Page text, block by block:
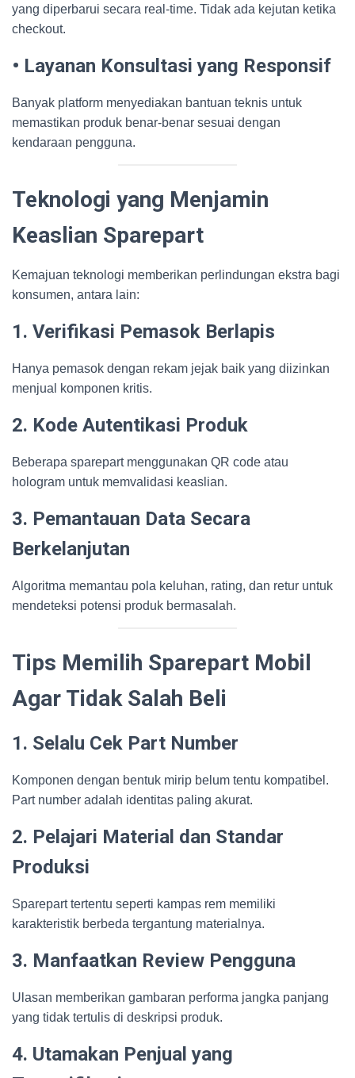
yang diperbarui secara real-time. Tidak ada kejutan ketika
checkout.
• Layanan Konsultasi yang Responsif
Banyak platform menyediakan bantuan teknis untuk
memastikan produk benar-benar sesuai dengan
kendaraan pengguna.
Teknologi yang Menjamin
Keaslian Sparepart
Kemajuan teknologi memberikan perlindungan ekstra bagi
konsumen, antara lain:
1. Verifikasi Pemasok Berlapis
Hanya pemasok dengan rekam jejak baik yang diizinkan
menjual komponen kritis.
2. Kode Autentikasi Produk
Beberapa sparepart menggunakan QR code atau
hologram untuk memvalidasi keaslian.
3. Pemantauan Data Secara
Berkelanjutan
Algoritma memantau pola keluhan, rating, dan retur untuk
mendeteksi potensi produk bermasalah.
Tips Memilih Sparepart Mobil
Agar Tidak Salah Beli
1. Selalu Cek Part Number
Komponen dengan bentuk mirip belum tentu kompatibel.
Part number adalah identitas paling akurat.
2. Pelajari Material dan Standar
Produksi
Sparepart tertentu seperti kampas rem memiliki
karakteristik berbeda tergantung materialnya.
3. Manfaatkan Review Pengguna
Ulasan memberikan gambaran performa jangka panjang
yang tidak tertulis di deskripsi produk.
4. Utamakan Penjual yang